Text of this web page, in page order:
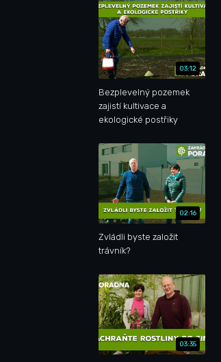
03:12
Bezplevelný pozemek
zajistí kultivace a
ekologické postřiky
02:16
Zvládli byste založit
trávník?
03:35